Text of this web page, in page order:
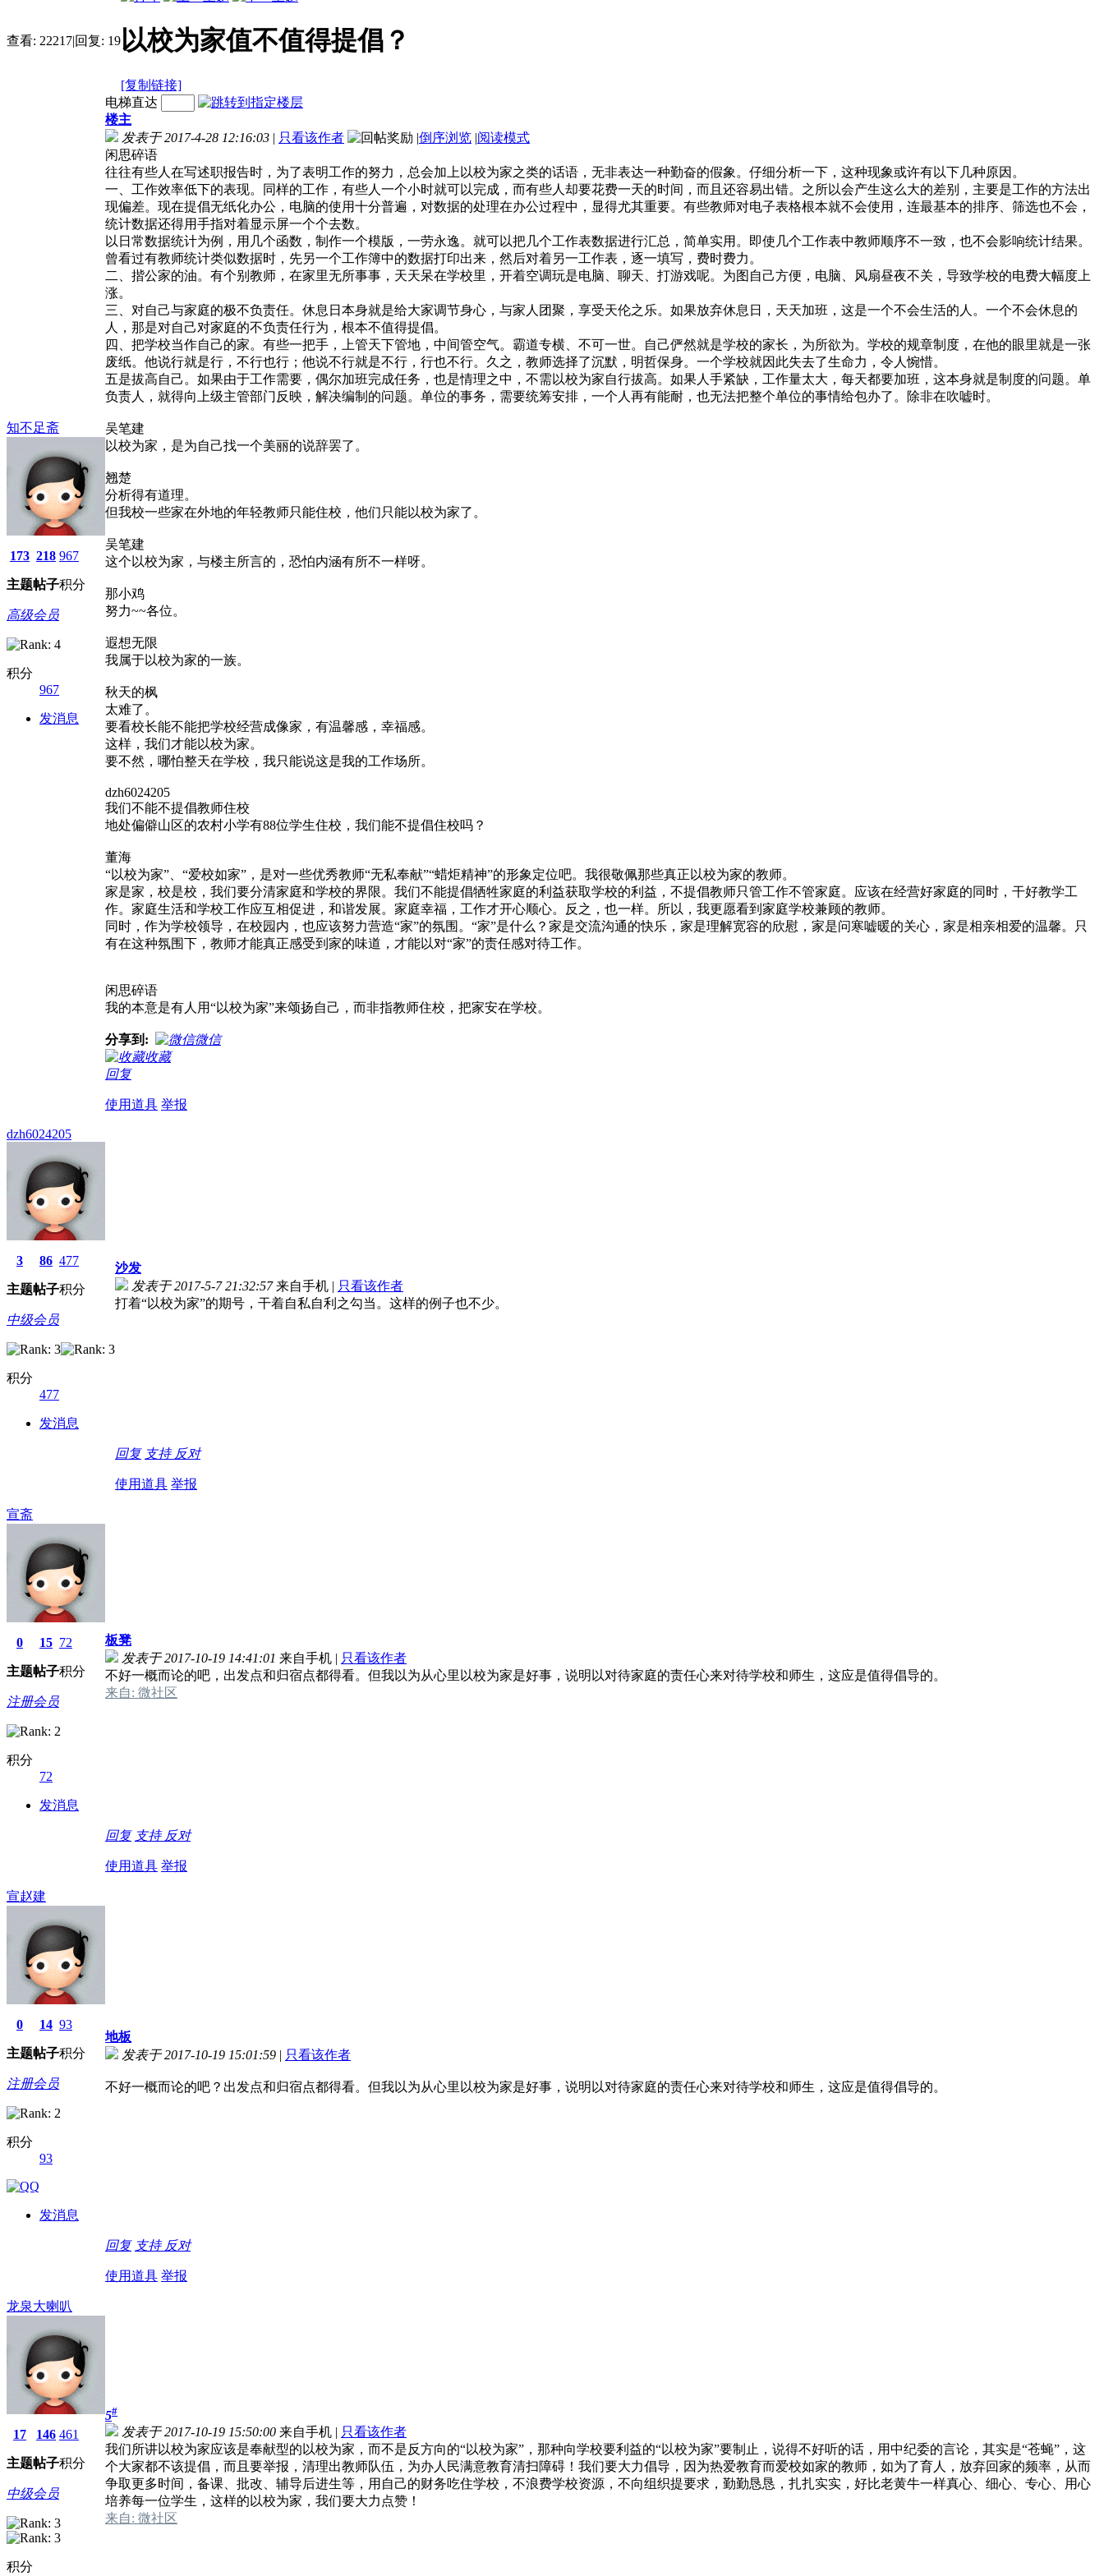
查看: 22217|回复: 19以校为家值不值得提倡？
[复制链接]
知不足斋
173
主题
218
帖子
967
积分
高级会员
积分
967
发消息
电梯直达
楼主
发表于 2017-4-28 12:16:03 | 只看该作者 |倒序浏览 |阅读模式
闲思碎语
往往有些人在写述职报告时，为了表明工作的努力，总会加上以校为家之类的话语，无非表达一种勤奋的假象。仔细分析一下，这种现象或许有以下几种原因。
一、工作效率低下的表现。同样的工作，有些人一个小时就可以完成，而有些人却要花费一天的时间，而且还容易出错。之所以会产生这么大的差别，主要是工作的方法出
现偏差。现在提倡无纸化办公，电脑的使用十分普遍，对数据的处理在办公过程中，显得尤其重要。有些教师对电子表格根本就不会使用，连最基本的排序、筛选也不会，
统计数据还得用手指对着显示屏一个个去数。
以日常数据统计为例，用几个函数，制作一个模版，一劳永逸。就可以把几个工作表数据进行汇总，简单实用。即使几个工作表中教师顺序不一致，也不会影响统计结果。
曾看过有教师统计类似数据时，先另一个工作簿中的数据打印出来，然后对着另一工作表，逐一填写，费时费力。
二、揩公家的油。有个别教师，在家里无所事事，天天呆在学校里，开着空调玩是电脑、聊天、打游戏呢。为图自己方便，电脑、风扇昼夜不关，导致学校的电费大幅度上
涨。
三、对自己与家庭的极不负责任。休息日本身就是给大家调节身心，与家人团聚，享受天伦之乐。如果放弃休息日，天天加班，这是一个不会生活的人。一个不会休息的
人，那是对自己对家庭的不负责任行为，根本不值得提倡。
四、把学校当作自己的家。有些一把手，上管天下管地，中间管空气。霸道专横、不可一世。自己俨然就是学校的家长，为所欲为。学校的规章制度，在他的眼里就是一张
废纸。他说行就是行，不行也行；他说不行就是不行，行也不行。久之，教师选择了沉默，明哲保身。一个学校就因此失去了生命力，令人惋惜。
五是拔高自己。如果由于工作需要，偶尔加班完成任务，也是情理之中，不需以校为家自行拔高。如果人手紧缺，工作量太大，每天都要加班，这本身就是制度的问题。单
负责人，就得向上级主管部门反映，解决编制的问题。单位的事务，需要统筹安排，一个人再有能耐，也无法把整个单位的事情给包办了。除非在吹嘘时。
吴笔建
以校为家，是为自己找一个美丽的说辞罢了。
翘楚
分析得有道理。
但我校一些家在外地的年轻教师只能住校，他们只能以校为家了。
吴笔建
这个以校为家，与楼主所言的，恐怕内涵有所不一样呀。
那小鸡
努力~~各位。
遐想无限
我属于以校为家的一族。
秋天的枫
太难了。
要看校长能不能把学校经营成像家，有温馨感，幸福感。
这样，我们才能以校为家。
要不然，哪怕整天在学校，我只能说这是我的工作场所。
dzh6024205
我们不能不提倡教师住校
地处偏僻山区的农村小学有88位学生住校，我们能不提倡住校吗？
董海
“以校为家”、“爱校如家”，是对一些优秀教师“无私奉献”“蜡炬精神”的形象定位吧。我很敬佩那些真正以校为家的教师。
家是家，校是校，我们要分清家庭和学校的界限。我们不能提倡牺牲家庭的利益获取学校的利益，不提倡教师只管工作不管家庭。应该在经营好家庭的同时，干好教学工
作。家庭生活和学校工作应互相促进，和谐发展。家庭幸福，工作才开心顺心。反之，也一样。所以，我更愿看到家庭学校兼顾的教师。
同时，作为学校领导，在校园内，也应该努力营造“家”的氛围。“家”是什么？家是交流沟通的快乐，家是理解宽容的欣慰，家是问寒嘘暖的关心，家是相亲相爱的温馨。只
有在这种氛围下，教师才能真正感受到家的味道，才能以对“家”的责任感对待工作。
闲思碎语
我的本意是有人用“以校为家”来颂扬自己，而非指教师住校，把家安在学校。
分享到:
微信
收藏
回复
使用道具 举报
dzh6024205
3
主题
86
帖子
477
积分
中级会员
积分
477
发消息
沙发
发表于 2017-5-7 21:32:57 来自手机 | 只看该作者
打着“以校为家”的期号，干着自私自利之勾当。这样的例子也不少。
回复 支持 反对
使用道具 举报
宣斋
0
主题
15
帖子
72
积分
注册会员
积分
72
发消息
板凳
发表于 2017-10-19 14:41:01 来自手机 | 只看该作者
不好一概而论的吧，出发点和归宿点都得看。但我以为从心里以校为家是好事，说明以对待家庭的责任心来对待学校和师生，这应是值得倡导的。
来自: 微社区
回复 支持 反对
使用道具 举报
宣赵建
0
主题
14
帖子
93
积分
注册会员
积分
93
发消息
地板
发表于 2017-10-19 15:01:59 | 只看该作者
不好一概而论的吧？出发点和归宿点都得看。但我以为从心里以校为家是好事，说明以对待家庭的责任心来对待学校和师生，这应是值得倡导的。
回复 支持 反对
使用道具 举报
龙泉大喇叭
17
主题
146
帖子
461
积分
中级会员
积分
5#
发表于 2017-10-19 15:50:00 来自手机 | 只看该作者
我们所讲以校为家应该是奉献型的以校为家，而不是反方向的“以校为家”，那种向学校要利益的“以校为家”要制止，说得不好听的话，用中纪委的言论，其实是“苍蝇”，这
个大家都不该提倡，而且要举报，清理出教师队伍，为办人民满意教育清扫障碍！我们要大力倡导，因为热爱教育而爱校如家的教师，如为了育人，放弃回家的频率，从而
争取更多时间，备课、批改、辅导后进生等，用自己的财务吃住学校，不浪费学校资源，不向组织提要求，勤勤恳恳，扎扎实实，好比老黄牛一样真心、细心、专心、用心
培养每一位学生，这样的以校为家，我们要大力点赞！
来自: 微社区